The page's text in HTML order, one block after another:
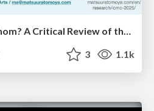
Hiding What from Whom? A Critical Review of the History of Programming languages for Music
3 1.1k